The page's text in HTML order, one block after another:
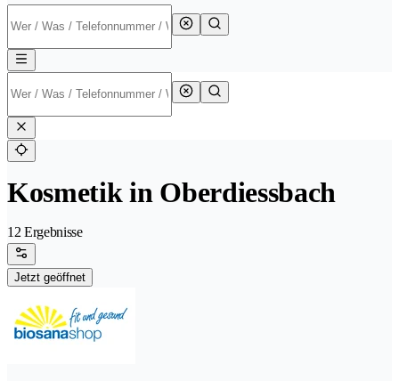
Kosmetik in Oberdiessbach
12 Ergebnisse
Jetzt geöffnet